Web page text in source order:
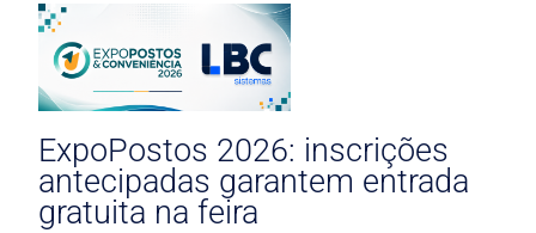
ExpoPostos 2026: inscrições
antecipadas garantem entrada
gratuita na feira